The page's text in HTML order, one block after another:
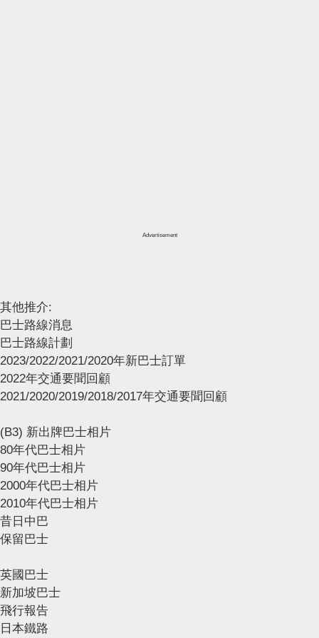
Advertisement
其他推介:
巴士路線消息
巴士路線計劃
2023/2022/2021/2020年新巴士訂單
2022年交通要聞回顧
2021/2020/2019/2018/2017年交通要聞回顧
(B3) 新出牌巴士相片
80年代巴士相片
90年代巴士相片
2000年代巴士相片
2010年代巴士相片
昔日中巴
保留巴士
英國巴士
新加坡巴士
飛行報告
日本鐵路